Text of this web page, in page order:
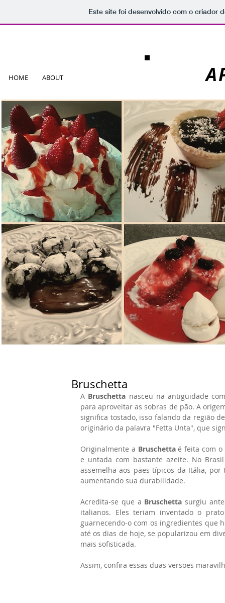
Este site foi desenvolvido com o criador
HOME ABOUT
Bruschetta
A Bruschetta nasceu na antiguidade
para aproveitar as sobras de pão. A
significa tostado, isso falando da região
originário da palavra "Fetta Unta", que
Originalmente a Bruschetta é feita com o
e untada com bastante azeite. No
assemelha aos pães típicos da Itália,
aumentando sua durabilidade.
Acredita-se que a Bruschetta surgiu
italianos. Eles teriam inventado o
guarnecendo-o com os ingredientes que
até os dias de hoje, se popularizou em
mais sofisticada.
Assim, confira essas duas versões